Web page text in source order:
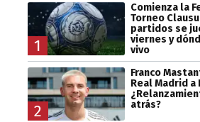
1
Comienza la
Torneo
partidos se
viernes y
vivo
2
Franco
Real Madrid
atrás?